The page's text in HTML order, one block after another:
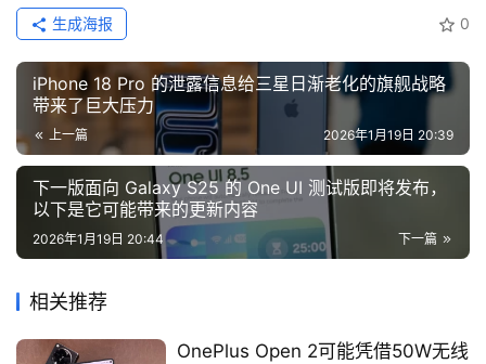
0
生成海报
iPhone 18 Pro 的泄露信息给三星日渐老化的旗舰战略
带来了巨大压力
上一篇 2026年1月19日 20:39
下一版面向 Galaxy S25 的 One UI 测试版即将发布，
以下是它可能带来的更新内容
下一篇
2026年1月19日 20:44
相关推荐
OnePlus Open 2可能凭借50W无线